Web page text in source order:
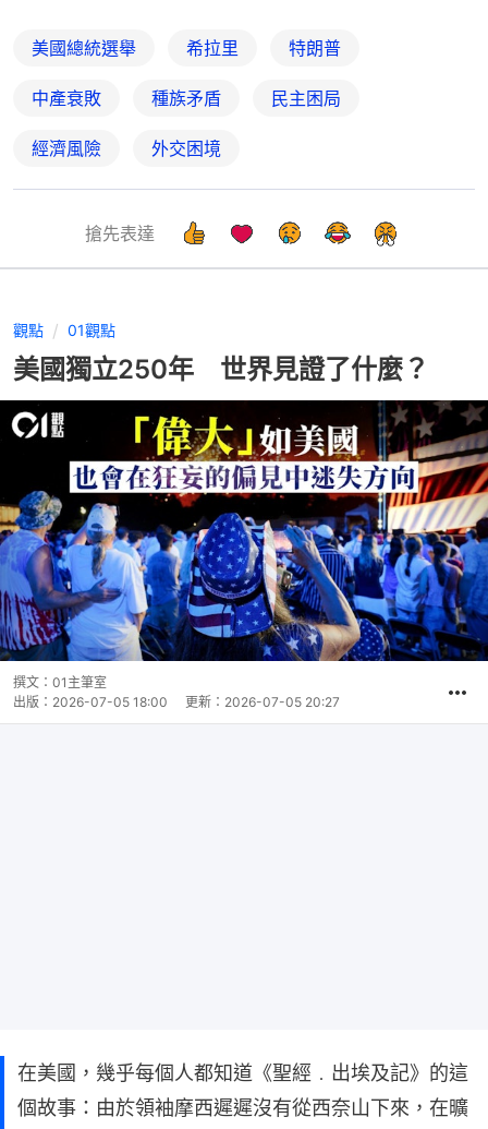
美國總統選舉 希拉里 特朗普
中產衰敗 種族矛盾 民主困局
經濟風險 外交困境
搶先表達
觀點 01觀點
美國獨立250年 世界見證了什麼？
撰文： 01主筆室
出版： 2026-07-05 18:00 更新： 2026-07-05 20:27
在美國，幾乎每個人都知道《聖經﹒出埃及記》的這
個故事：由於領袖摩西遲遲沒有從西奈山下來，在曠